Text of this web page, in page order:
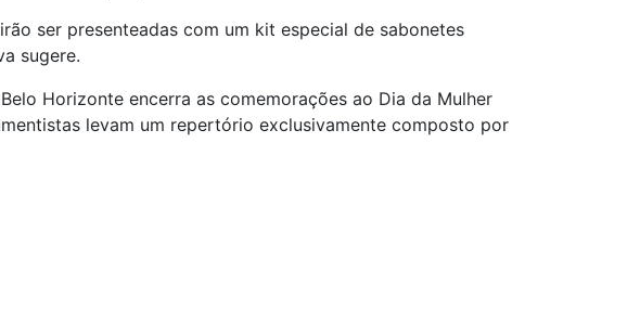
ser presenteadas com um kit especial de sabonetes
sugere.
Horizonte encerra as comemorações ao Dia da Mulher
levam um repertório exclusivamente composto por